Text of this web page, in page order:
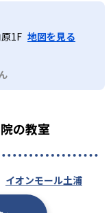
1F 地図を見る
の教室
イオンモール土浦